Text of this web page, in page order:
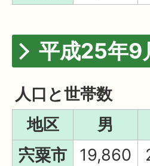
平成25年9
人口と世帯数
地区
男
宍粟市
19,860